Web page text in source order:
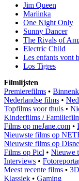
Jim Queen
Mariinka
One Night Only
Sunny Dancer
The Rivals of
Electric Child
Les enfants vont
Los Tigres
Filmlijsten
Premierefilms •
Nederlandse films •
Topfilms voor thuis •
Kinderfilms /
Films op meJane.com •
Nieuwste films op
Nieuwste films op
Films op Picl • Nieuwe
Interviews •
Meest recente films •
Klassiek • Gaming